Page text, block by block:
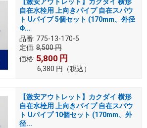
自在水栓用 上向きパイプ 自在スパウ
ト Uパイプ 5個セット (170mm、外径
Φ...
品番: 775-13-170-5
定価: 8,500円
価格: 5,800 円
6,380 円 （税込）
【激安アウトレット】カクダイ 横形
自在水栓用 上向きパイプ 自在スパウ
ト Uパイプ 10個セット (170mm、外
径...